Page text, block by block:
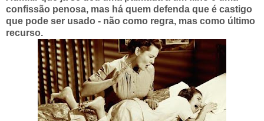
confissão penosa, mas há quem defenda que é castigo
que pode ser usado - não como regra, mas como último
recurso.